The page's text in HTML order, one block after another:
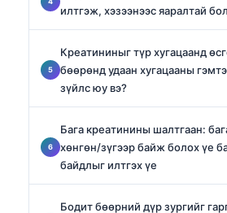
илтгэж, хэзээнээс яаралтай
Креатининыг түр хугацаанд
бөөрөнд удаан хугацааны
зүйлс юу вэ?
Бага креатинины шалтгаан:
хөнгөн/зүгээр байж болох үе
байдлыг илтгэх үе
Бодит бөөрний дүр зургийг